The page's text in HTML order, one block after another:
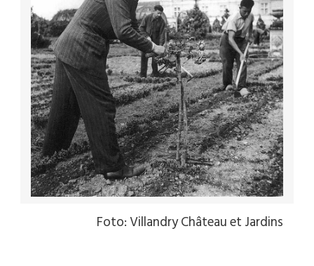
Foto: Villandry Château et Jardins